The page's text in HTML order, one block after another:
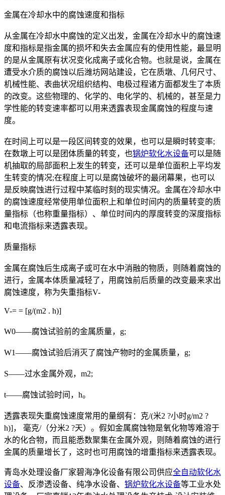
金属在冷却水中的腐蚀速度和指标
从金属在冷却水中腐蚀的定义出发，金属在冷却水屮的腐蚀速
度和指标是指金属的损坏和失去金属应有的使用性能，最显明
的是从金属原有状况变化成离子或化合物。也就是说，金属在
遭受水介质的腐蚀以后潍坊网站建设，它在质墩、几何尺寸、
机械性能、表曲状况组织结构、电极过程诸方面都发生了本质
的改变。这些物理的、化学的、电化学的、机械的，甚至是力
学性能的转变速率都可以用来透露表现金属腐蚀的程度与速
度。
在时间上可以是一段区间转变的效果，也可以是瞬时转变率;
在数墩上可以是团体质量的转变，也锅炉软化水设备可以是随
机抽取的局部面积上发生的转变，还可以是单位面积上平均发
生转变的情况;在程度上可以是腐蚀破坏的最闭幕果，也可以
是反映腐蚀进行过程中某临时刻的现实情况。金属在冷却水中
的腐蚀速度经常使用单位面积上和单位时间内的质量转变的质
量指标（也称重量指标）、单位时间内的厚度转变的深度指标
和电流指标来透露表现。
质量指标
金属在腐蚀后生成离子或可在水中消融的物质，则随着腐蚀的
进行，金属本体质量减轻了，用腐蚀前后质量的改变最来求出
腐蚀速度，称为失重指标V-
V-= = [g/(m2 . h)]
W0——腐蚀试验前的金属质量，g;
W1——腐蚀试验后消灭了腐蚀产物时的金属质量，g;
S——过水金属外观，m2;
t——腐蚀试验时间，h。
透露表现失重腐蚀速度常用的量纲有：克/(米2 ?小时g/m2 ?
h)]， 毫克/（分米2 ?天）。假如金属腐蚀物是氧化物等难溶于
水的化合物，而且能悉数聚集在金属外观，则随着腐蚀的进行
金属的质量增长了，这时也可用腐蚀的增重指标来透露表现。
青岛水处理设备厂家碧海净化设备有限公司供应全自动软化水
设备、反渗透设备、纯净水设备、 锅炉软化水设备等工业水处